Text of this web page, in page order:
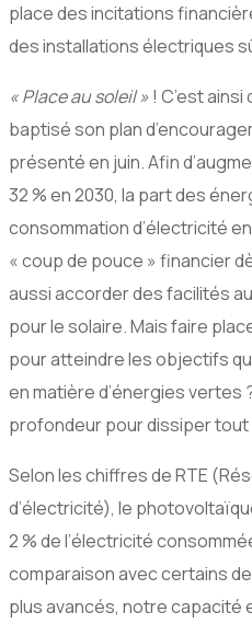
place des incitations
des installations électriques
« Place au soleil »! C’est
baptisé son plan
présenté en juin. Afin
32 % en 2030, la part des
consommation d’électricité
« coup de pouce » financier
aussi accorder des facilités
pour le solaire. Mais faire
pour atteindre les objectifs
en matière d’énergies vertes
profondeur pour dissiper tout
Selon les chiffres de RTE
d’électricité), le
2 % de l’électricité
comparaison avec certains
plus avancés, notre capacité